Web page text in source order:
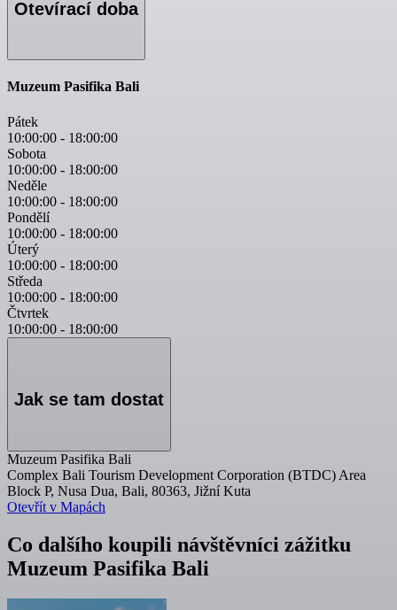
Otevírací doba
Muzeum Pasifika Bali
Pátek
10:00:00 - 18:00:00
Sobota
10:00:00 - 18:00:00
Neděle
10:00:00 - 18:00:00
Pondělí
10:00:00 - 18:00:00
Úterý
10:00:00 - 18:00:00
Středa
10:00:00 - 18:00:00
Čtvrtek
10:00:00 - 18:00:00
Jak se tam dostat
Muzeum Pasifika Bali
Complex Bali Tourism Development Corporation (BTDC) Area
Block P, Nusa Dua, Bali, 80363, Jižní Kuta
Otevřít v Mapách
Co dalšího koupili návštěvníci zážitku
Muzeum Pasifika Bali